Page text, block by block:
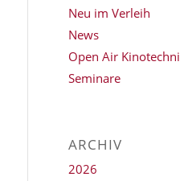
Neu im Verleih
News
Open Air
Seminare
ARCHIV
2026